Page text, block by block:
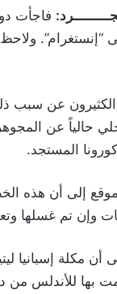
فاجأت
حالياً عن
المستجد.
إلى أن هذه
وإن تم غسلها
بها للأندلس من